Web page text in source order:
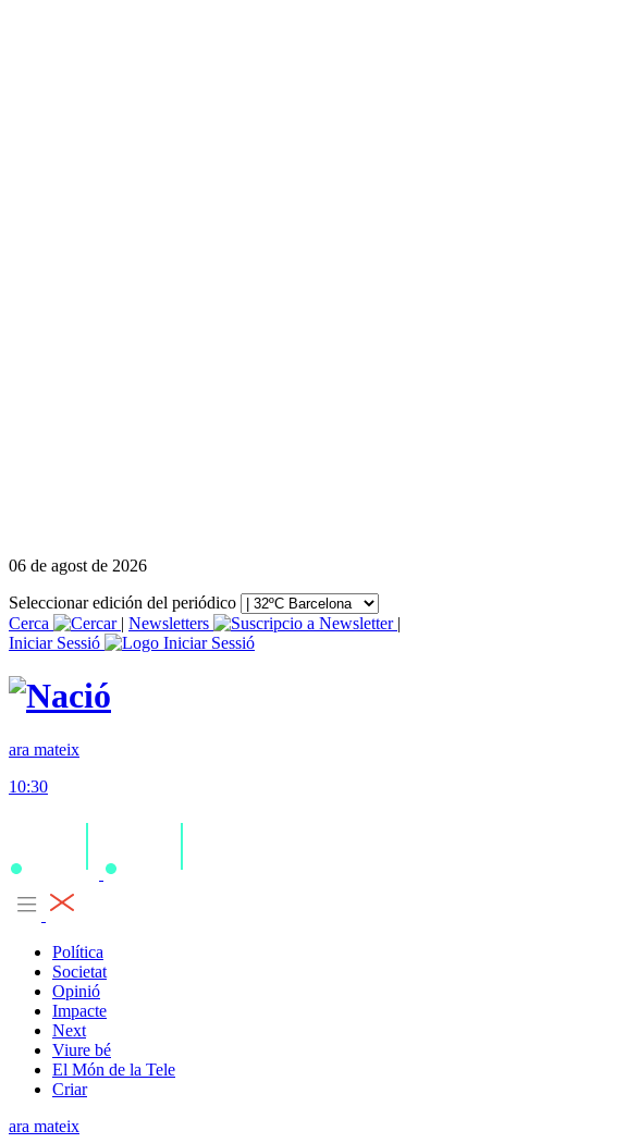
06 de agost de 2026
Seleccionar edición del periódico
Cerca
| Newsletters
|
Iniciar Sessió
ara mateix
10:30
Política
Societat
Opinió
Impacte
Next
Viure bé
El Món de la Tele
Criar
ara mateix